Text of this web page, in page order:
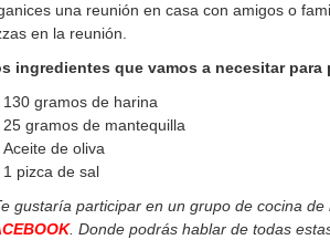
una reunión en casa con amigos o
en la reunión.
ingredientes que vamos a necesitar para
130 gramos de harina
25 gramos de mantequilla
Aceite de oliva
1 pizca de sal
gustaría participar en un grupo de cocina
. Donde podrás hablar de todas